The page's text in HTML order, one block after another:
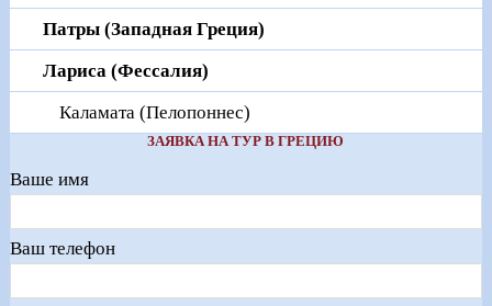
Патры (Западная Греция)
Лариса (Фессалия)
Каламата (Пелопоннес)
ЗАЯВКА НА ТУР В ГРЕЦИЮ
Ваше имя
Ваш телефон